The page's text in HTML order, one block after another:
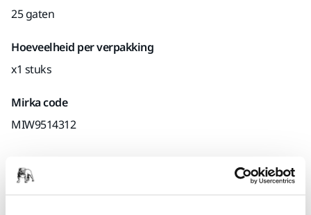
25 gaten
Hoeveelheid per verpakking
x1 stuks
Mirka code
MIW9514312
114,09 € Prijs inclusief BTW